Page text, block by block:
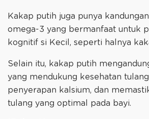
Kakap putih juga punya
omega-3 yang bermanfaat untuk
kognitif si Kecil, seperti halnya
Selain itu, kakap putih
yang mendukung kesehatan
penyerapan kalsium, dan
tulang yang optimal pada bayi.